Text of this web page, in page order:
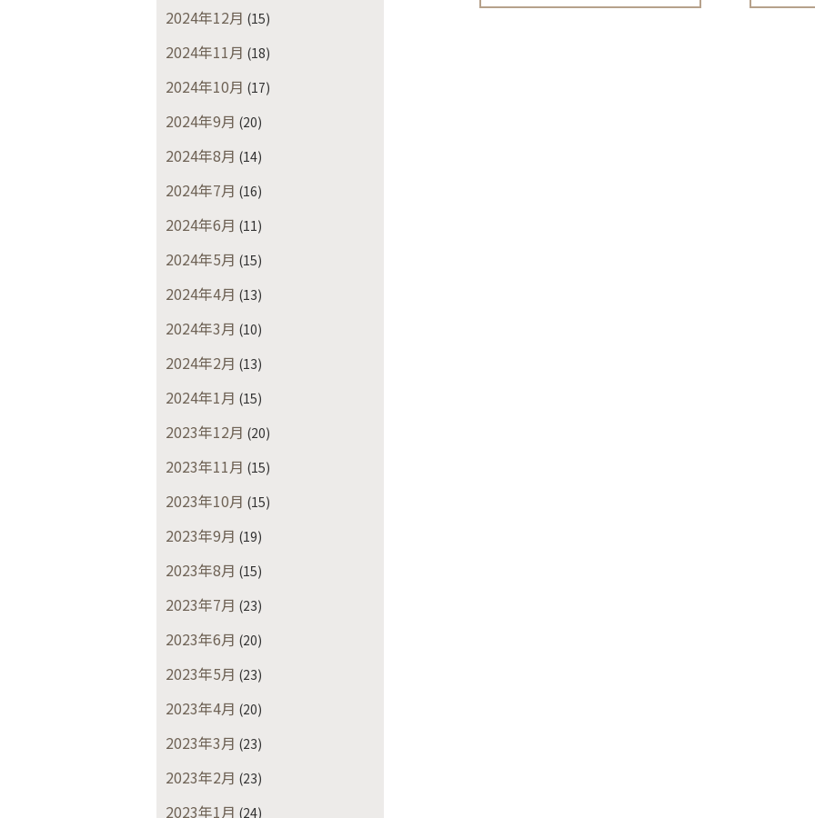
2024年12月 (15)
2024年11月 (18)
2024年10月 (17)
2024年9月 (20)
2024年8月 (14)
2024年7月 (16)
2024年6月 (11)
2024年5月 (15)
2024年4月 (13)
2024年3月 (10)
2024年2月 (13)
2024年1月 (15)
2023年12月 (20)
2023年11月 (15)
2023年10月 (15)
2023年9月 (19)
2023年8月 (15)
2023年7月 (23)
2023年6月 (20)
2023年5月 (23)
2023年4月 (20)
2023年3月 (23)
2023年2月 (23)
2023年1月 (24)